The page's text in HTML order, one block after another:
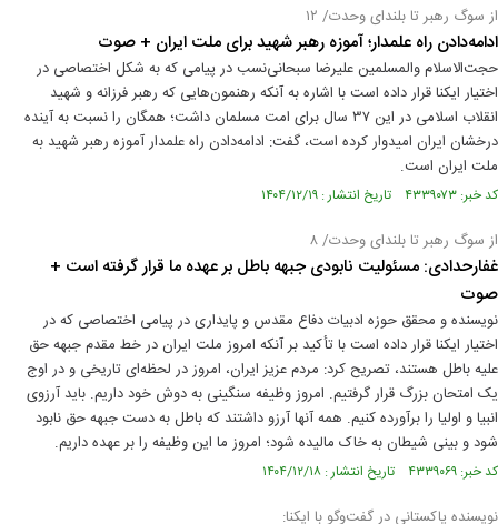
از سوگ رهبر تا بلندای وحدت/ ۱۲
ادامه‌دادن راه علمدار؛ آموزه رهبر شهید برای ملت ایران + صوت
حجت‌الاسلام والمسلمین علیرضا سبحانی‌نسب در پیامی که به شکل اختصاصی در
اختیار ایکنا قرار داده است با اشاره به آنکه رهنمون‌هایی که رهبر فرزانه و شهید
انقلاب اسلامی در این ۳۷ سال برای امت مسلمان داشت؛ همگان را نسبت به آینده
درخشان ایران امیدوار کرده است، گفت: ادامه‌دادن راه علمدار آموزه رهبر شهید به
ملت ایران است.
کد خبر: ۴۳۳۹۰۷۳ تاریخ انتشار : ۱۴۰۴/۱۲/۱۹
از سوگ رهبر تا بلندای وحدت/ ۸
غفارحدادی: مسئولیت نابودی جبهه باطل بر عهده ما قرار گرفته است +
صوت
نویسنده و محقق حوزه ادبیات دفاع مقدس و پایداری در پیامی اختصاصی که در
اختیار ایکنا قرار داده است با تأکید بر آنکه امروز ملت ایران در خط مقدم جبهه حق
علیه باطل هستند، تصریح کرد: مردم عزیز ایران، امروز در لحظه‌ای تاریخی و در اوج
یک امتحان بزرگ قرار گرفتیم. امروز وظیفه سنگینی به دوش خود داریم. باید آرزوی
انبیا و اولیا را برآورده کنیم. همه آنها آرزو داشتند که باطل به دست جبهه حق نابود
شود و بینی شیطان به خاک مالیده شود؛ امروز ما این وظیفه را بر عهده داریم.
کد خبر: ۴۳۳۹۰۶۹ تاریخ انتشار : ۱۴۰۴/۱۲/۱۸
نویسنده پاکستانی در گفت‌وگو با ایکنا: